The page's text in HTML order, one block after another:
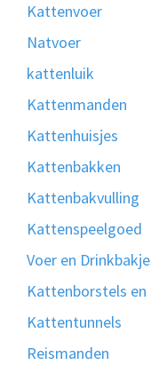
Kattenvoer
Natvoer
kattenluik
Kattenmanden
Kattenhuisjes
Kattenbakken
Kattenbakvulling
Kattenspeelgoed
Voer en
Kattenborstels
Kattentunnels
Reismanden